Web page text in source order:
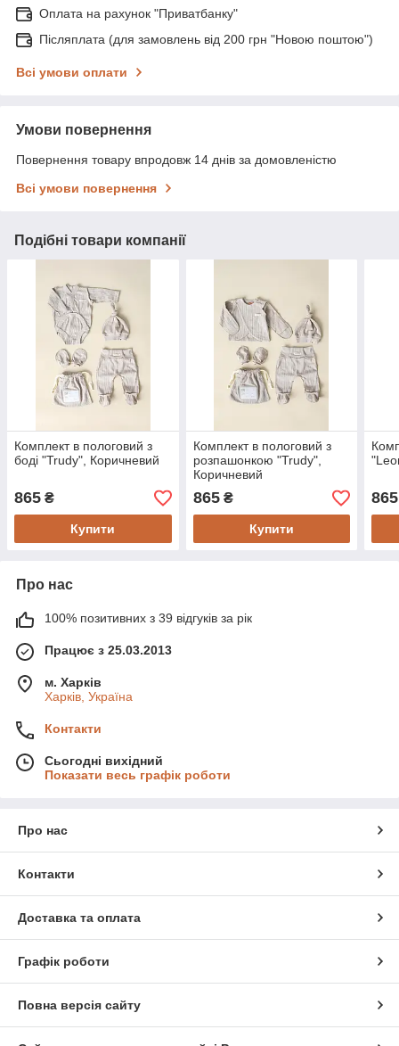
Оплата на рахунок "Приватбанку"
Післяплата (для замовлень від 200 грн "Новою поштою")
Всі умови оплати
Умови повернення
Повернення товару впродовж 14 днів за домовленістю
Всі умови повернення
Подібні товари компанії
Комплект в пологовий з
боді "Trudy", Коричневий
865 ₴
Купити
Комплект в пологовий з
розпашонкою "Trudy",
Коричневий
865₴
Купити
865
Про нас
100% позитивних з 39 відгуків за рік
Працює з 25.03.2013
м. Харків
Харків, Україна
Контакти
Сьогодні вихідний
Показати весь графік роботи
Про нас
Контакти
Доставка та оплата
Графік роботи
Повна версія сайту